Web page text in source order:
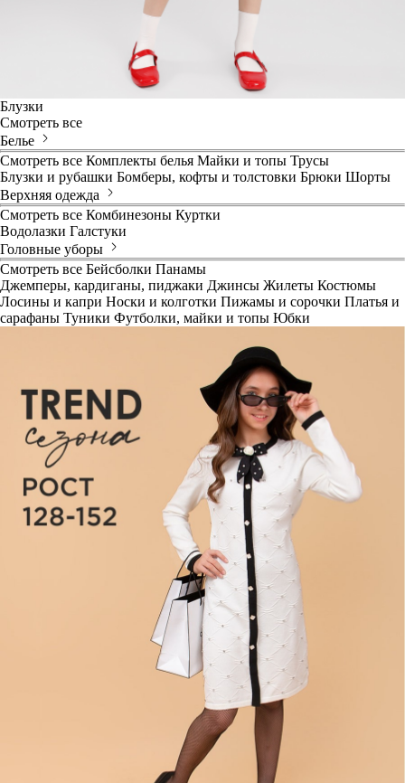
Блузки
Смотреть все
Белье
Смотреть все Комплекты белья Майки и топы Трусы
Блузки и рубашки Бомберы, кофты и толстовки Брюки Шорты
Верхняя одежда
Смотреть все Комбинезоны Куртки
Водолазки Галстуки
Головные уборы
Смотреть все Бейсболки Панамы
Джемперы, кардиганы, пиджаки Джинсы Жилеты Костюмы
Лосины и капри Носки и колготки Пижамы и сорочки Платья и
сарафаны Туники Футболки, майки и топы Юбки